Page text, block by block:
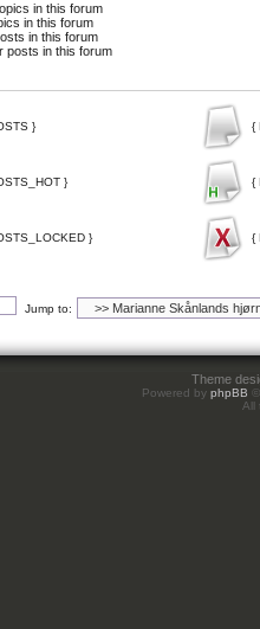
in this forum
in this forum
in this forum
posts in this forum
} {
} {
} {
Jump to:
Theme
Powered by phpBB
All